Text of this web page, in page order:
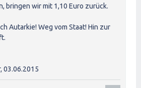
bringen wir mit 1,10 Euro zurück.
Autarkie! Weg vom Staat! Hin zur
03.06.2015